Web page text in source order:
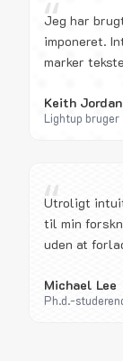
“
Jeg har
imponeret.
marker
Keith Jordan
Lightup bruger
“
Utroligt
til min
uden at
Michael Lee
Ph.d.-